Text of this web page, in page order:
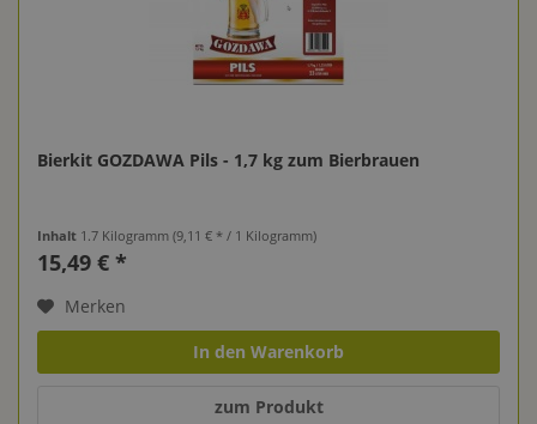
Bierkit GOZDAWA Pils - 1,7 kg zum Bierbrauen
Inhalt 1.7 Kilogramm(9,11 € * / 1 Kilogramm)
15,49 € *
Merken
In den Warenkorb
zum Produkt